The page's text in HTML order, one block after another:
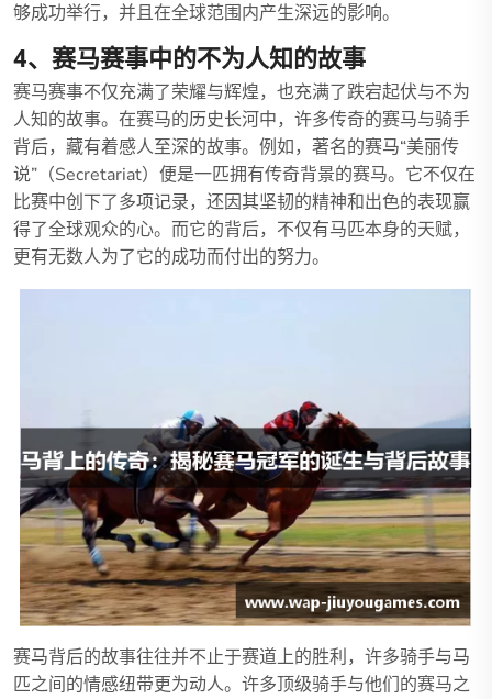
够成功举行，并且在全球范围内产生深远的影响。
4、赛马赛事中的不为人知的故事
赛马赛事不仅充满了荣耀与辉煌，也充满了跌宕起伏与不为
人知的故事。在赛马的历史长河中，许多传奇的赛马与骑手
背后，藏有着感人至深的故事。例如，著名的赛马“美丽传
说”（Secretariat）便是一匹拥有传奇背景的赛马。它不仅在
比赛中创下了多项记录，还因其坚韧的精神和出色的表现赢
得了全球观众的心。而它的背后，不仅有马匹本身的天赋，
更有无数人为了它的成功而付出的努力。
赛马背后的故事往往并不止于赛道上的胜利，许多骑手与马
匹之间的情感纽带更为动人。许多顶级骑手与他们的赛马之